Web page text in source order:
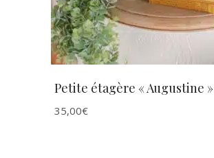
Petite étagère « Augustine »
35,00€